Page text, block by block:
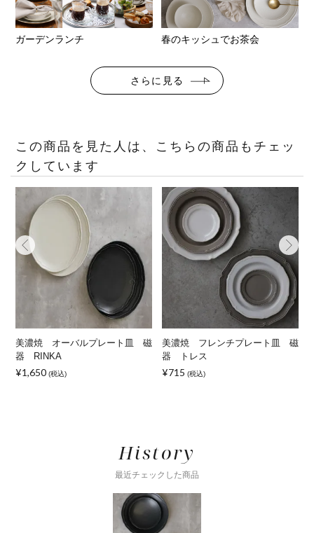
ガーデンランチ 春のキッシュでお茶会
さらに見る
この商品を見た人は、こちらの商品もチェッ
クしています
美濃焼 オーバルプレート皿 磁
器 RINKA
¥1,650 (税込)
美濃焼 フレンチプレート皿 磁
器 トレス
¥715 (税込)
History
最近チェックした商品